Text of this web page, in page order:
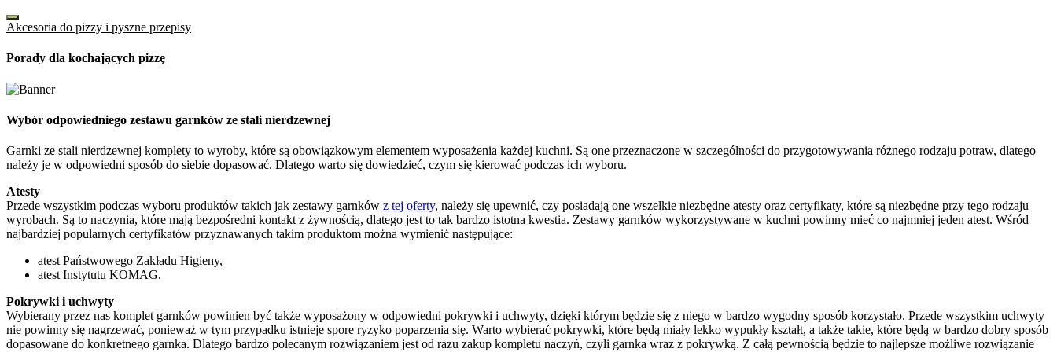
Akcesoria do pizzy i pyszne przepisy
Porady dla kochających pizzę
Wybór odpowiedniego zestawu garnków ze stali nierdzewnej
Garnki ze stali nierdzewnej komplety to wyroby, które są obowiązkowym elementem wyposażenia każdej kuchni. Są one przeznaczone w szczególności do przygotowywania różnego rodzaju potraw, dlatego
należy je w odpowiedni sposób do siebie dopasować. Dlatego warto się dowiedzieć, czym się kierować podczas ich wyboru.
Atesty
Przede wszystkim podczas wyboru produktów takich jak zestawy garnków z tej oferty, należy się upewnić, czy posiadają one wszelkie niezbędne atesty oraz certyfikaty, które są niezbędne przy tego rodzaju
wyrobach. Są to naczynia, które mają bezpośredni kontakt z żywnością, dlatego jest to tak bardzo istotna kwestia. Zestawy garnków wykorzystywane w kuchni powinny mieć co najmniej jeden atest. Wśród
najbardziej popularnych certyfikatów przyznawanych takim produktom można wymienić następujące:
atest Państwowego Zakładu Higieny,
atest Instytutu KOMAG.
Pokrywki i uchwyty
Wybierany przez nas komplet garnków powinien być także wyposażony w odpowiedni pokrywki i uchwyty, dzięki którym będzie się z niego w bardzo wygodny sposób korzystało. Przede wszystkim uchwyty
nie powinny się nagrzewać, ponieważ w tym przypadku istnieje spore ryzyko poparzenia się. Warto wybierać pokrywki, które będą miały lekko wypukły kształt, a także takie, które będą w bardzo dobry sposób
dopasowane do konkretnego garnka. Dlatego bardzo polecanym rozwiązaniem jest od razu zakup kompletu naczyń, czyli garnka wraz z pokrywką. Z całą pewnością będzie to najlepsze możliwe rozwiązanie